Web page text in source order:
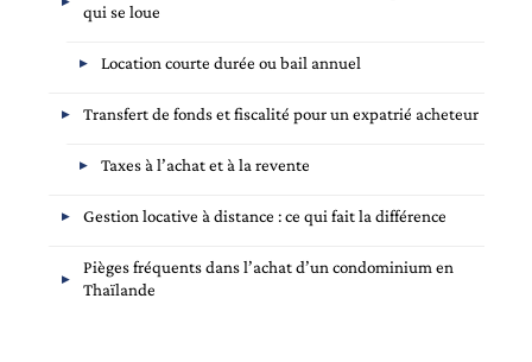
qui se loue
Location courte durée ou bail annuel
Transfert de fonds et fiscalité pour un expatrié acheteur
Taxes à l’achat et à la revente
Gestion locative à distance : ce qui fait la différence
Pièges fréquents dans l’achat d’un condominium en
Thaïlande